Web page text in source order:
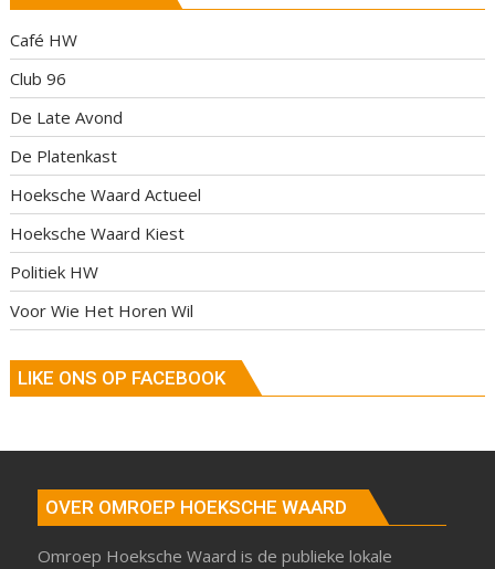
Café HW
Club 96
De Late Avond
De Platenkast
Hoeksche Waard Actueel
Hoeksche Waard Kiest
Politiek HW
Voor Wie Het Horen Wil
LIKE ONS OP FACEBOOK
OVER OMROEP HOEKSCHE WAARD
Omroep Hoeksche Waard is de publieke lokale